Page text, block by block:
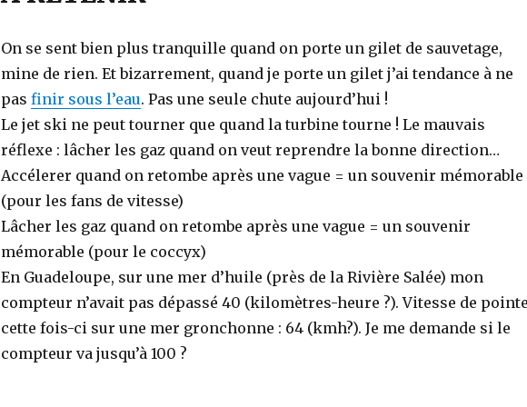
On se sent bien plus tranquille quand on porte un gilet de sauvetage,
mine de rien. Et bizarrement, quand je porte un gilet j’ai tendance à ne
pas finir sous l’eau. Pas une seule chute aujourd’hui !
Le jet ski ne peut tourner que quand la turbine tourne ! Le mauvais
réflexe : lâcher les gaz quand on veut reprendre la bonne direction…
Accélerer quand on retombe après une vague = un souvenir mémorable
(pour les fans de vitesse)
Lâcher les gaz quand on retombe après une vague = un souvenir
mémorable (pour le coccyx)
En Guadeloupe, sur une mer d’huile (près de la Rivière Salée) mon
compteur n’avait pas dépassé 40 (kilomètres-heure ?). Vitesse de
cette fois-ci sur une mer gronchonne : 64 (kmh?). Je me demande si le
compteur va jusqu’à 100 ?